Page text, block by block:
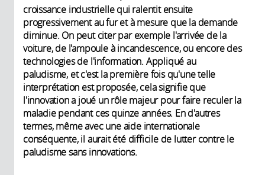
croissance industrielle qui ralentit ensuite
progressivement au fur et à mesure que la demande
diminue. On peut citer par exemple l'arrivée de la
voiture, de l'ampoule à incandescence, ou encore des
technologies de l'information. Appliqué au
paludisme, et c'est la première fois qu'une telle
interprétation est proposée, cela signifie que
l'innovation a joué un rôle majeur pour faire reculer la
maladie pendant ces quinze années. En d'autres
termes, même avec une aide internationale
conséquente, il aurait été difficile de lutter contre le
paludisme sans innovations.